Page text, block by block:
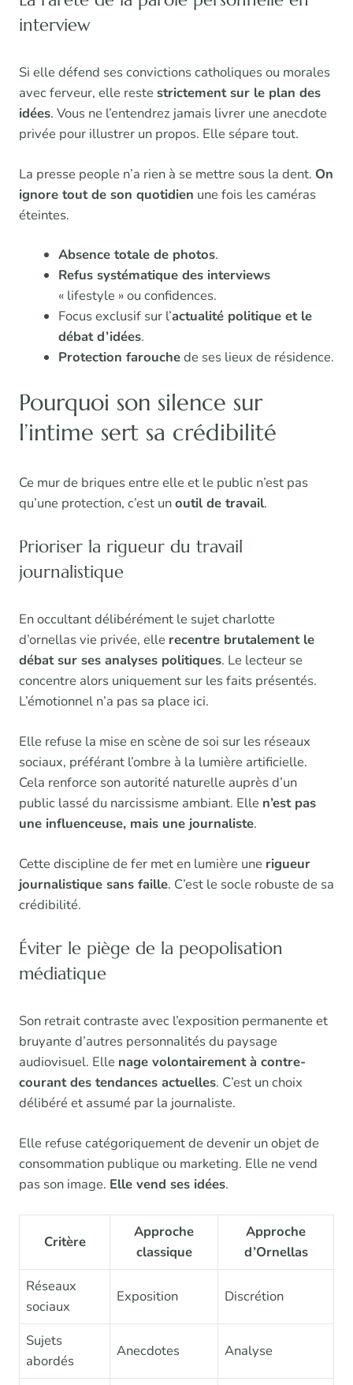
interview
Si elle défend ses convictions catholiques ou morales
avec ferveur, elle reste strictement sur le plan des
idées. Vous ne l’entendrez jamais livrer une anecdote
privée pour illustrer un propos. Elle sépare tout.
La presse people n’a rien à se mettre sous la dent. On
ignore tout de son quotidien une fois les caméras
éteintes.
Absence totale de photos.
Refus systématique des interviews
« lifestyle » ou confidences.
Focus exclusif sur l’actualité politique et le
débat d’idées.
Protection farouchede ses lieux de résidence.
Pourquoi son silence sur
l’intime sert sa crédibilité
Ce mur de briques entre elle et le public n’est pas
qu’une protection, c’est unoutil de travail.
Prioriser la rigueur du travail
journalistique
En occultant délibérément le sujet charlotte
d’ornellas vie privée, elle recentre brutalement le
débat sur ses analyses politiques. Le lecteur se
concentre alors uniquement sur les faits présentés.
L’émotionnel n’a pas sa place ici.
Elle refuse la mise en scène de soi sur les réseaux
sociaux, préférant l’ombre à la lumière artificielle.
Cela renforce son autorité naturelle auprès d’un
public lassé du narcissisme ambiant. Elle n’est pas
une influenceuse, mais une journaliste.
Cette discipline de fer met en lumière une rigueur
journalistique sans faille. C’est le socle robuste de sa
crédibilité.
Éviter le piège de la peopolisation
médiatique
Son retrait contraste avec l’exposition permanente et
bruyante d’autres personnalités du paysage
audiovisuel. Elle nage volontairement à contre-
courant des tendances actuelles. C’est un choix
délibéré et assumé par la journaliste.
Elle refuse catégoriquement de devenir un objet de
consommation publique ou marketing. Elle ne vend
pas son image. Elle vend ses idées.
Critère
Approche
classique
Approche
d’Ornellas
Réseaux
sociaux
Exposition Discrétion
Sujets
abordés
Anecdotes Analyse